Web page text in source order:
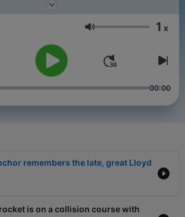
Głośność 1 x
00:00
remembers the late, great Lloyd
is on a collision course with